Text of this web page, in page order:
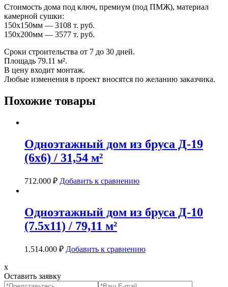
Стоимость дома под ключ, премиум (под ПМЖ), материал
камерной сушки:
150х150мм — 3108 т. руб.
150х200мм — 3577 т. руб.
Сроки строительства от 7 до 30 дней.
Площадь 79.11 м².
В цену входит монтаж.
Любые изменения в проект вносятся по желанию заказчика.
Похожие товары
Одноэтажный дом из бруса Д-19
(6х6) / 31,54 м²
712.000 ₽ Добавить к сравнению
Одноэтажный дом из бруса Д-10
(7.5х11) / 79,11 м²
1.514.000 ₽ Добавить к сравнению
x
Оставить заявку